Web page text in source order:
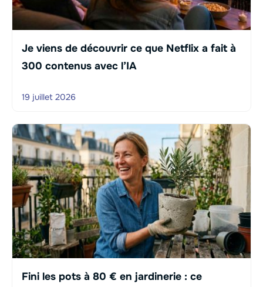
Je viens de découvrir ce que Netflix a fait à
300 contenus avec l’IA
19 juillet 2026
Fini les pots à 80 € en jardinerie : ce